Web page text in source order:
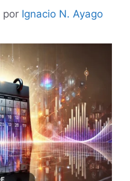
por Ignacio N. Ayago